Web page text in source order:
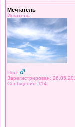
Мечтатель
Искатель
Пол:
Зарегистрирован:
Сообщения: 114